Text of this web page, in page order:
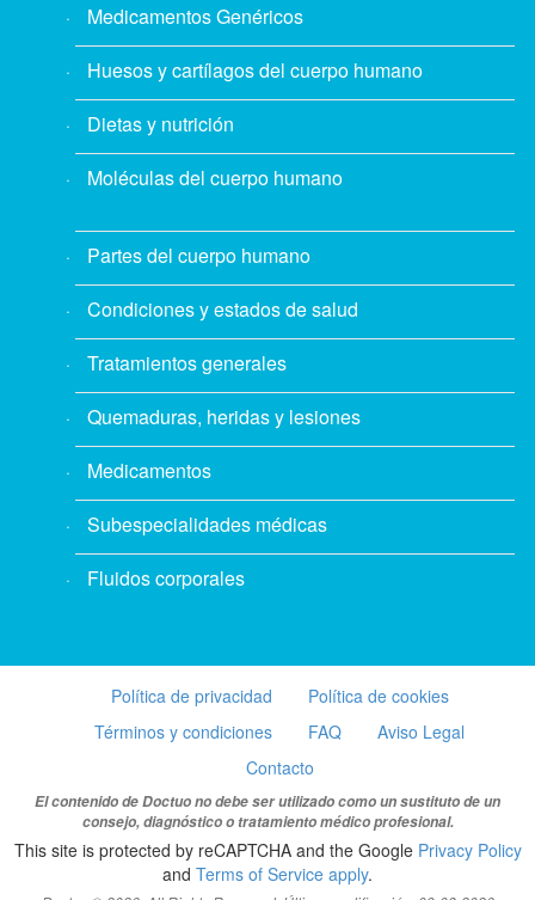
Medicamentos Genéricos
Huesos y cartílagos del cuerpo humano
Dietas y nutrición
Moléculas del cuerpo humano
Partes del cuerpo humano
Condiciones y estados de salud
Tratamientos generales
Quemaduras, heridas y lesiones
Medicamentos
Subespecialidades médicas
Fluidos corporales
Política de privacidad
Política de cookies
Términos y condiciones
FAQ
Aviso Legal
Contacto
El contenido de Doctuo no debe ser utilizado como un sustituto de un
consejo, diagnóstico o tratamiento médico profesional.
This site is protected by reCAPTCHA and the Google Privacy Policy
and Terms of Service apply.